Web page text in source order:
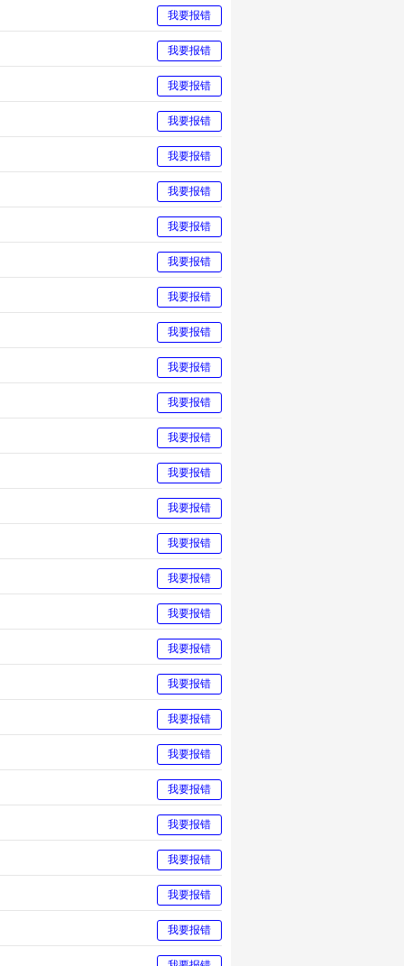
我要报错
我要报错
我要报错
我要报错
我要报错
我要报错
我要报错
我要报错
我要报错
我要报错
我要报错
我要报错
我要报错
我要报错
我要报错
我要报错
我要报错
我要报错
我要报错
我要报错
我要报错
我要报错
我要报错
我要报错
我要报错
我要报错
我要报错